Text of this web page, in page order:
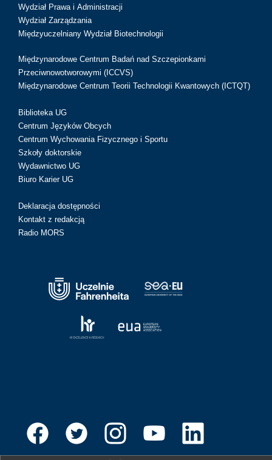
Wydział Prawa i Administracji
Wydział Zarządzania
Międzyuczelniany Wydział Biotechnologii
Międzynarodowe Centrum Badań nad Szczepionkami
Przeciwnowotworowymi (ICCVS)
Międzynarodowe Centrum Teorii Technologii Kwantowych (ICTQT)
Biblioteka UG
Centrum Języków Obcych
Centrum Wychowania Fizycznego i Sportu
Szkoły doktorskie
Wydawnictwo UG
Biuro Karier UG
Deklaracja dostępności
Kontakt z redakcją
Radio MORS